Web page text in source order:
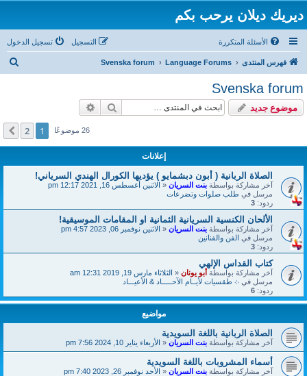
ديريك ديلان يرحب بكم
الأسئلة المتكررة تسجيل الدخول التسجيل
فهرس المنتدى Language Forums
Svenska forum
ب
Svenska forum
موضوع جديد بحث
26 موضوعًا 1
2 التالي
إعلانات
الصلاة الربانية ( أبون دبشمايو ) يؤديها الكورال الهندي السرياني!
آخر مشاركة بواسطةبنت السريان«الاثنين أغسطس 16, 2021 12:17 pm
مرسل فيطلب صلوات وتضرعات
ردود: 3
الألحان الكنسية السريانية الثمانية او المقامات الموسيقية!
آخر مشاركة بواسطةبنت السريان«الاثنين نوفمبر 06, 2023 4:57 pm
مرسل فيالفن والفنانين
ردود: 3
كتاب القداس الإلهي
آخر مشاركة بواسطةأبو يونان«الثلاثاء مارس 19, 2019 12:31 am
مرسل في܀ طقسيات لأيــام الآحـــــاد & الأعيـــاد
ردود: 6
مواضيع
الصلاة الربانية باللغة السويدية
آخر مشاركة بواسطةبنت السريان«الأربعاء يناير 10, 2024 7:56 pm
أسماء المشروبات باللغة السويدية
آخر مشاركة بواسطةبنت السريان«الأحد نوفمبر 26, 2023 7:40 pm